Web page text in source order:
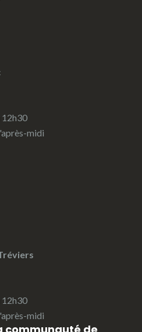
12h30
midi
12h30
midi